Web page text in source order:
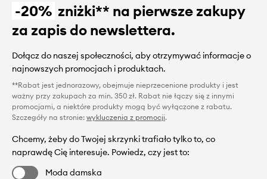
-20% zniżki** na pierwsze zakupy
za zapis do newslettera.
Dołącz do naszej społeczności, aby otrzymywać informacje o
najnowszych promocjach i produktach.
**Rabat jest jednorazowy, obejmuje nieprzecenione produkty i jest
ważny przy zakupach za min. 350 zł. Rabat nie łączy się z innymi
promocjami, a niektóre produkty mogą być wyłączone z rabatu.
Szczegóły na stronie: wykluczenia z promocji.
Chcemy, żeby do Twojej skrzynki trafiało tylko to, co
naprawdę Cię interesuje. Powiedz, czy jest to:
Moda damska